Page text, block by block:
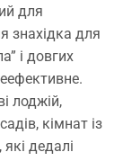
для
знахідка для
і довгих
лоджій,
кімнат із
дедалі